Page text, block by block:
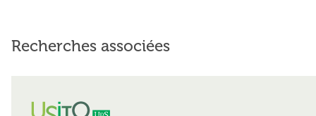
Recherches associées